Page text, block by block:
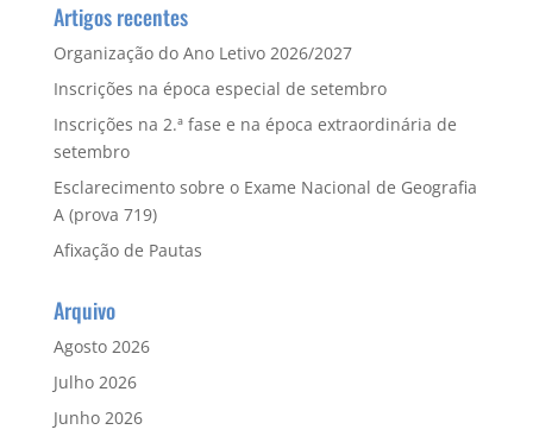
Artigos recentes
Organização do Ano Letivo 2026/2027
Inscrições na época especial de setembro
Inscrições na 2.ª fase e na época extraordinária de
setembro
Esclarecimento sobre o Exame Nacional de Geografia
A (prova 719)
Afixação de Pautas
Arquivo
Agosto 2026
Julho 2026
Junho 2026